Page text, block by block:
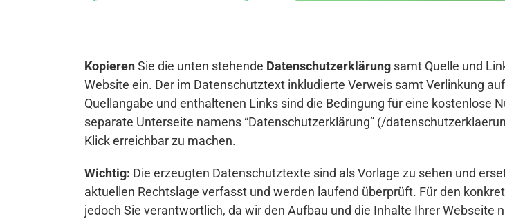
KopierenSie die unten stehende Datenschutzerklärung samt Quelle und
Website ein. Der im Datenschutztext inkludierte Verweis samt Verlinkung
Quellangabe und enthaltenen Links sind die Bedingung für eine kostenlose
separate Unterseite namens “Datenschutzerklärung” (/
Klick erreichbar zu machen.
Wichtig: Die erzeugten Datenschutztexte sind als Vorlage zu sehen und
aktuellen Rechtslage verfasst und werden laufend überprüft. Für den
jedoch Sie verantwortlich, da wir den Aufbau und die Inhalte Ihrer